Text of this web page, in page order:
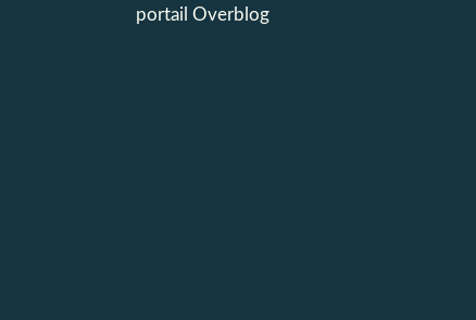
portail Overblog